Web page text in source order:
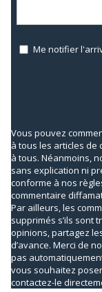
Me notifier
Vous pouvez
à tous les articles de
à tous. Néanmoins,
sans explication ni
conforme à nos
commentaire
Par ailleurs, les
supprimés s’ils sont
opinions, partagez
d’avance. Merci de
pas
vous souhaitez
contactez-le